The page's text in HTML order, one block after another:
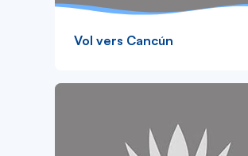
Vol vers Cancún